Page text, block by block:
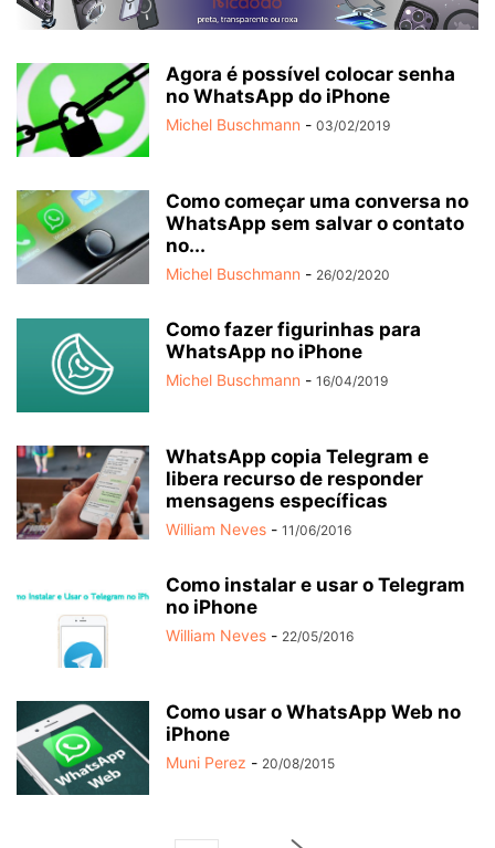
Agora é possível colocar senha
no WhatsApp do iPhone
Michel Buschmann - 03/02/2019
Como começar uma conversa no
WhatsApp sem salvar o contato
no...
Michel Buschmann - 26/02/2020
Como fazer figurinhas para
WhatsApp no iPhone
Michel Buschmann - 16/04/2019
WhatsApp copia Telegram e
libera recurso de responder
mensagens específicas
William Neves - 11/06/2016
Como instalar e usar o Telegram
no iPhone
William Neves - 22/05/2016
Como usar o WhatsApp Web no
iPhone
Muni Perez - 20/08/2015